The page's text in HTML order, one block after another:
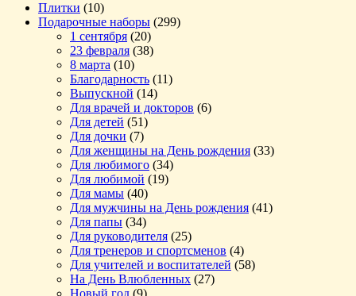
Плитки (10)
Подарочные наборы (299)
1 сентября (20)
23 февраля (38)
8 марта (10)
Благодарность (11)
Выпускной (14)
Для врачей и докторов (6)
Для детей (51)
Для дочки (7)
Для женщины на День рождения (33)
Для любимого (34)
Для любимой (19)
Для мамы (40)
Для мужчины на День рождения (41)
Для папы (34)
Для руководителя (25)
Для тренеров и спортсменов (4)
Для учителей и воспитателей (58)
На День Влюбленных (27)
Новый год (9)